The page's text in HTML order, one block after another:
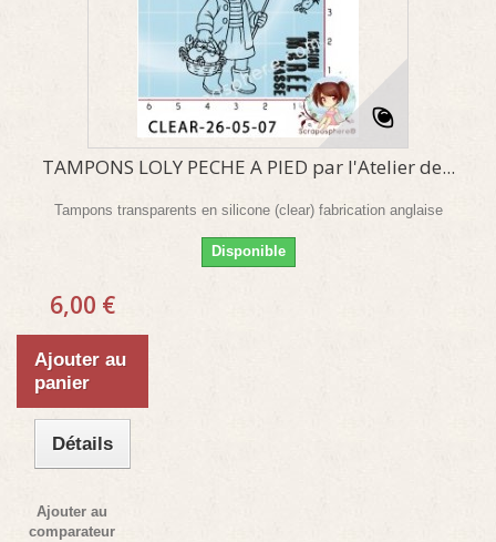
TAMPONS LOLY PECHE A PIED par l'Atelier de...
Tampons transparents en silicone (clear) fabrication anglaise
Disponible
6,00 €
Ajouter au
panier
Détails
Ajouter au
comparateur